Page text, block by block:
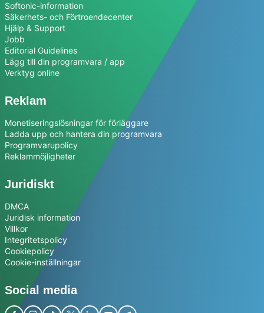
Softonic-information
Säkerhets- och Förtroendecenter
Hjälp & Support
Jobb
Editorial Guidelines
Lägg till din programvara / app
Verktyg online
Reklam
Monetiseringslösningar för förläggare
Ladda upp och hantera din programvara
Programvarupolicy
Reklammöjligheter
Juridiskt
DMCA
Juridisk information
Villkor
Integritetspolicy
Cookiepolicy
Cookie-inställningar
Social media